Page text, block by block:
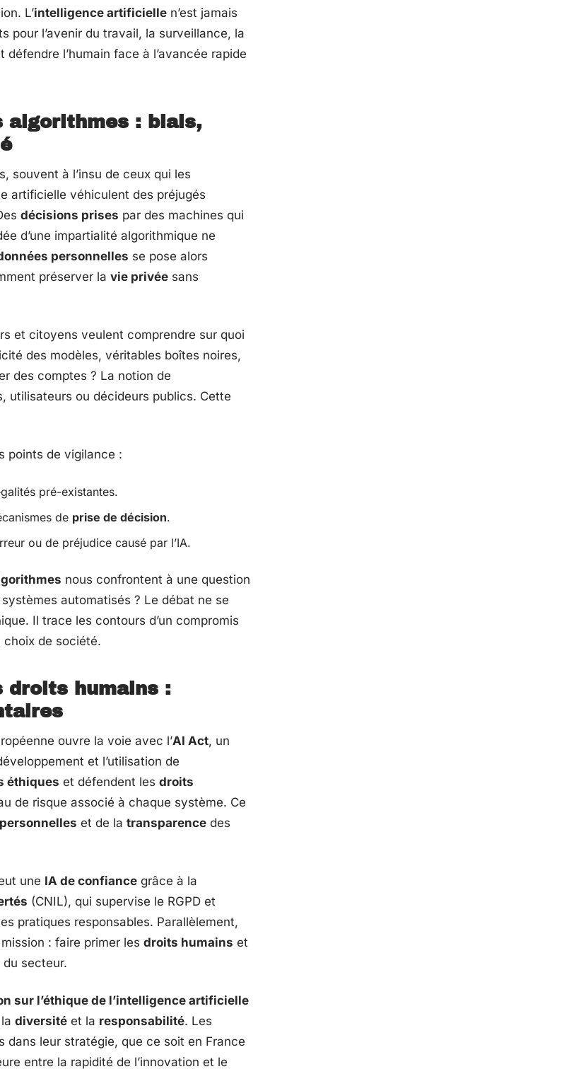
L’intelligence artificielle n’est jamais
pour l’avenir du travail, la surveillance, la
l’humain face à l’avancée rapide
algorithmes : biais,
souvent à l’insu de ceux qui les
artificielle véhiculent des préjugés
décisions prises par des machines qui
d’une impartialité algorithmique ne
personnelles se pose alors
préserver la vie privée sans
et citoyens veulent comprendre sur quoi
des modèles, véritables boîtes noires,
des comptes ? La notion de
utilisateurs ou décideurs publics. Cette
points de vigilance :
pré-existantes.
de prise de décision.
ou de préjudice causé par l’IA.
nous confrontent à une question
automatisés ? Le débat ne se
Il trace les contours d’un compromis
de société.
droits humains :
ouvre la voie avec l’AI Act, un
et l’utilisation de
éthiques et défendent les droits
de risque associé à chaque système. Ce
et de la transparence des
une IA de confiance grâce à la
(CNIL), qui supervise le RGPD et
pratiques responsables. Parallèlement,
: faire primer les droits humains et
secteur.
sur l’éthique de l’intelligence artificielle
diversité et la responsabilité. Les
dans leur stratégie, que ce soit en France
entre la rapidité de l’innovation et le